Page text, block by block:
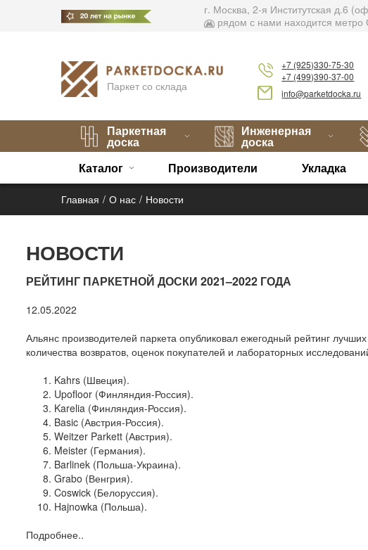
г. Москва, 2-я Институтская д.6
рядом с нами находится метро
Паркет со склада
+7 (925)330-75-30
+7 (499)390-37-00
info@parketdocka.ru
Паркетная
доска
Инженерная
доска
Каталог
Производители Укладка
Главная О нас Новости
НОВОСТИ
РЕЙТИНГ ПАРКЕТНОЙ ДОСКИ 2021–2022 ГОДА
12.05.2022
Альянс производителей паркета опубликовал ежегодный рейтинг
количества возвратов, оценок покупателей и лабораторных
Kahrs (Швеция).
Upofloor (Финляндия-Россия).
Karelia (Финляндия-Россия).
Basic (Австрия-Россия).
Weitzer Parkett (Австрия).
Meister (Германия).
Barlinek (Польша-Украина).
Grabo (Венгрия).
Coswick (Белоруссия).
Hajnowka (Польша).
Подробнее..